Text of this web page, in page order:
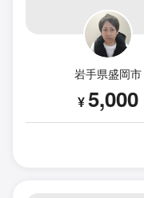
岩手県盛岡市
¥5,000